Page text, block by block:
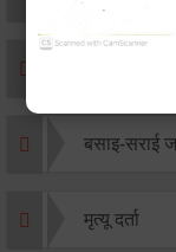
बसाइ-सराई
मृत्यू दर्ता